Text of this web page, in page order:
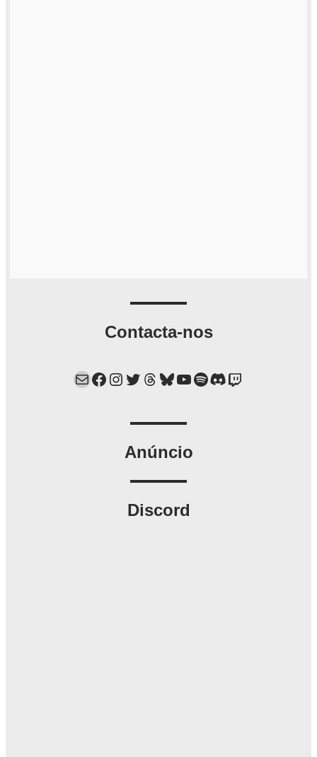
Contacta-nos
Mail Facebook Instagram Twitter Threads Bluesky YouTube Spotify Discord Twitch
Anúncio
Discord